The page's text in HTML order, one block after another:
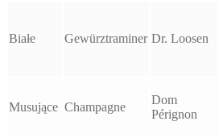
Białe Gewürztraminer Dr. Loosen
Musujące Champagne
Dom
Pérignon